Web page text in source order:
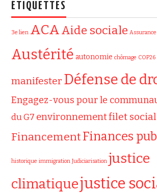
ÉTIQUETTES
3e lien ACAAide sociale
Austérité autonomie chômage COP26
manifester Défense de
Engagez-vous pour le
du G7 environnementfilet social
FinancementFinances
historique immigration Judiciarisation justice
climatiquejustice